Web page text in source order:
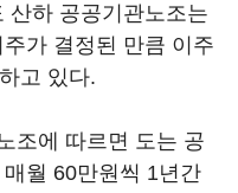
산하 공공기관노조는
가 결정된 만큼 이주
고 있다.
조에 따르면 도는 공
월 60만원씩 1년간